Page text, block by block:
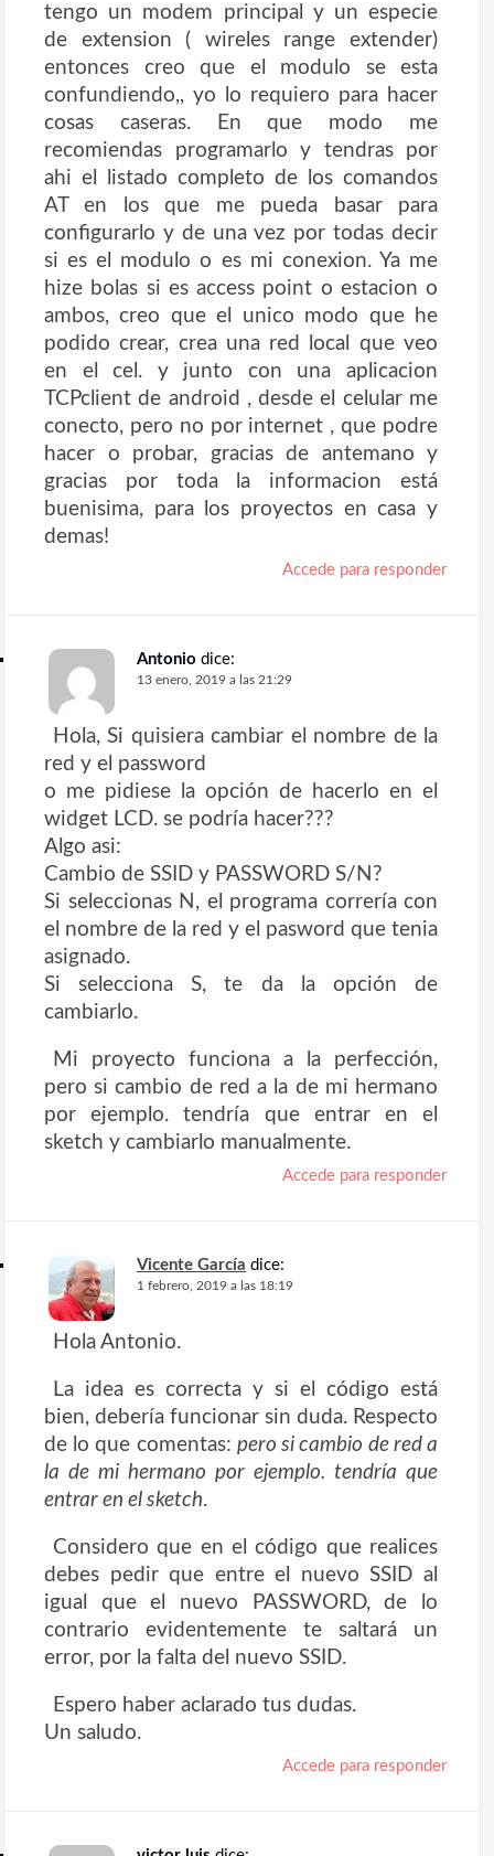
tengo un modem principal y un especie
de extension ( wireles range extender)
entonces creo que el modulo se esta
confundiendo,, yo lo requiero para hacer
cosas caseras. En que modo me
recomiendas programarlo y tendras por
ahi el listado completo de los comandos
AT en los que me pueda basar para
configurarlo y de una vez por todas decir
si es el modulo o es mi conexion. Ya me
hize bolas si es access point o estacion o
ambos, creo que el unico modo que he
podido crear, crea una red local que veo
en el cel. y junto con una aplicacion
TCPclient de android , desde el celular me
conecto, pero no por internet , que podre
hacer o probar, gracias de antemano y
gracias por toda la informacion está
buenisima, para los proyectos en casa y
demas!
Accede para responder
Antonio dice:
13 enero, 2019 a las 21:29
Hola, Si quisiera cambiar el nombre de la
red y el password
o me pidiese la opción de hacerlo en el
widget LCD. se podría hacer???
Algo asi:
Cambio de SSID y PASSWORD S/N?
Si seleccionas N, el programa correría con
el nombre de la red y el pasword que tenia
asignado.
Si selecciona S, te da la opción de
cambiarlo.
Mi proyecto funciona a la perfección,
pero si cambio de red a la de mi hermano
por ejemplo. tendría que entrar en el
sketch y cambiarlo manualmente.
Accede para responder
Vicente García dice:
1 febrero, 2019 a las 18:19
Hola Antonio.
La idea es correcta y si el código está
bien, debería funcionar sin duda. Respecto
de lo que comentas: pero si cambio de red a
la de mi hermano por ejemplo. tendría que
entrar en el sketch.
Considero que en el código que realices
debes pedir que entre el nuevo SSID al
igual que el nuevo PASSWORD, de lo
contrario evidentemente te saltará un
error, por la falta del nuevo SSID.
Espero haber aclarado tus dudas.
Un saludo.
Accede para responder